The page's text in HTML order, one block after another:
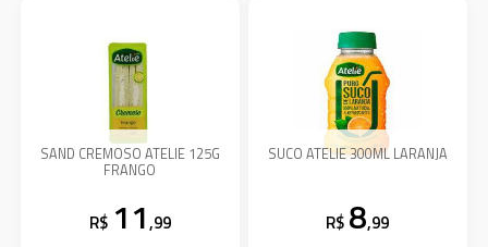
SAND CREMOSO ATELIE 125G
FRANGO
R$ 11,99
SUCO ATELIE 300ML LARANJA
R$ 8,99